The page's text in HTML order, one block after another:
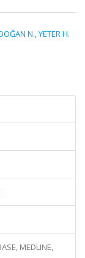
N.,YETER H.
MEDLINE,